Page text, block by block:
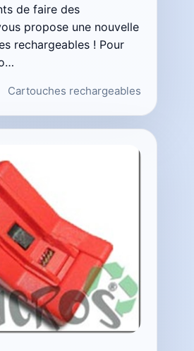
de faire des
propose une nouvelle
rechargeables ! Pour
Cartouches rechargeables